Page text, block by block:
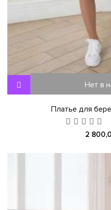
Нет в
Платье для
2